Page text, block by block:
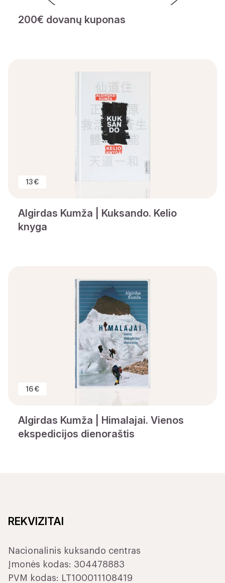
200€ dovanų kuponas
13 €
Algirdas Kumža | Kuksando. Kelio
knyga
16 €
Algirdas Kumža | Himalajai. Vienos
ekspedicijos dienoraštis
REKVIZITAI
Nacionalinis kuksando centras
Įmonės kodas: 304478883
PVM kodas: LT100011108419